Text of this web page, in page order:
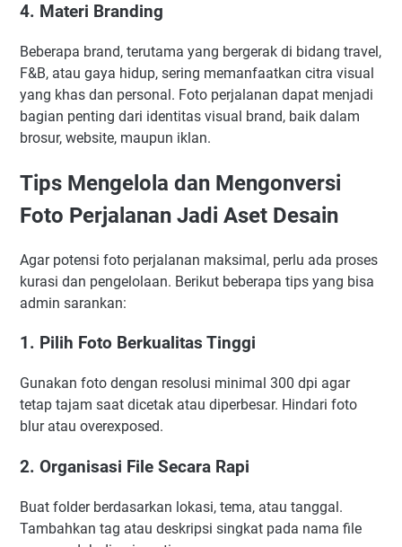
4. Materi Branding
Beberapa brand, terutama yang bergerak di bidang travel,
F&B, atau gaya hidup, sering memanfaatkan citra visual
yang khas dan personal. Foto perjalanan dapat menjadi
bagian penting dari identitas visual brand, baik dalam
brosur, website, maupun iklan.
Tips Mengelola dan Mengonversi
Foto Perjalanan Jadi Aset Desain
Agar potensi foto perjalanan maksimal, perlu ada proses
kurasi dan pengelolaan. Berikut beberapa tips yang bisa
admin sarankan:
1. Pilih Foto Berkualitas Tinggi
Gunakan foto dengan resolusi minimal 300 dpi agar
tetap tajam saat dicetak atau diperbesar. Hindari foto
blur atau overexposed.
2. Organisasi File Secara Rapi
Buat folder berdasarkan lokasi, tema, atau tanggal.
Tambahkan tag atau deskripsi singkat pada nama file